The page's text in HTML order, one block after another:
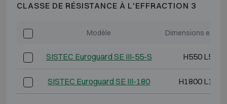
CLASSE DE RÉSISTANCE À L'EFFRACTION 3
Modèle Dimensions
SISTEC Euroguard SE III-55-S H550 L550
SISTEC Euroguard SE III-180 H1800